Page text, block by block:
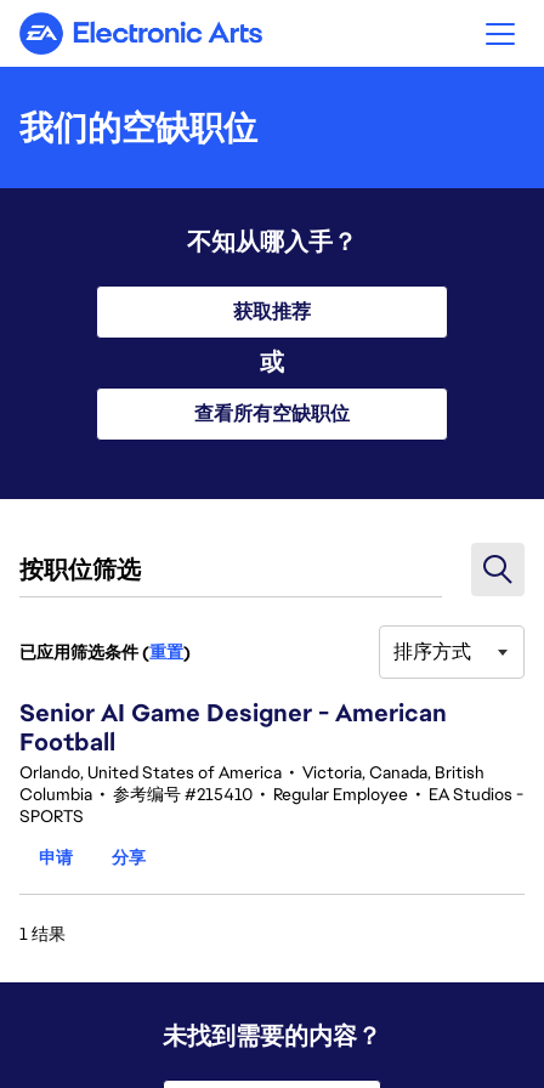
Electronic Arts
我们的空缺职位
不知从哪入手？
获取推荐
或
查看所有空缺职位
按职位筛选
1 结果
已应用筛选条件 (重置) 排序方式
Senior AI Game Designer - American
Football
Orlando, United States of America • Victoria, Canada, British
Columbia • 参考编号 #215410 • Regular Employee • EA Studios -
SPORTS
申请
分享
1 结果
未找到需要的内容？